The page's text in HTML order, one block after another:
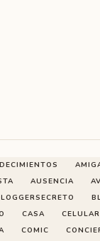
AUSENCIA
CASA CELULAR
COMIC